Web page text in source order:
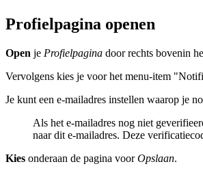
Profielpagina openen
Open je Profielpagina door rechts bovenin
Vervolgens kies je voor het menu-item
Je kunt een e-mailadres instellen waarop je
Als het e-mailadres nog niet
naar dit e-mailadres. Deze
Kies onderaan de pagina voorOpslaan.